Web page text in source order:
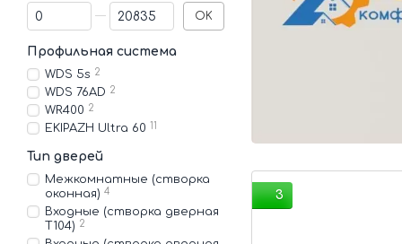
3
От Цена, грн
До Цена, грн
OK
Профильная система
WDS 5s 2
WDS 76AD 2
WR400 2
EKIPAZH Ultra 60 11
Тип дверей
Межкомнатные (створка
оконная) 4
Входные (створка дверная
Т104) 2